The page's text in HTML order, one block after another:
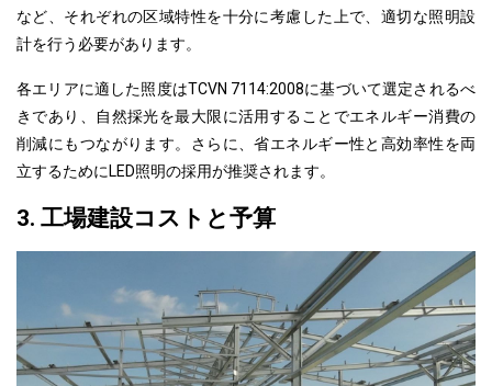
など、それぞれの区域特性を十分に考慮した上で、適切な照明設
計を行う必要があります。
各エリアに適した照度はTCVN 7114:2008に基づいて選定されるべ
きであり、自然採光を最大限に活用することでエネルギー消費の
削減にもつながります。さらに、省エネルギー性と高効率性を両
立するためにLED照明の採用が推奨されます。
3. 工場建設コストと予算